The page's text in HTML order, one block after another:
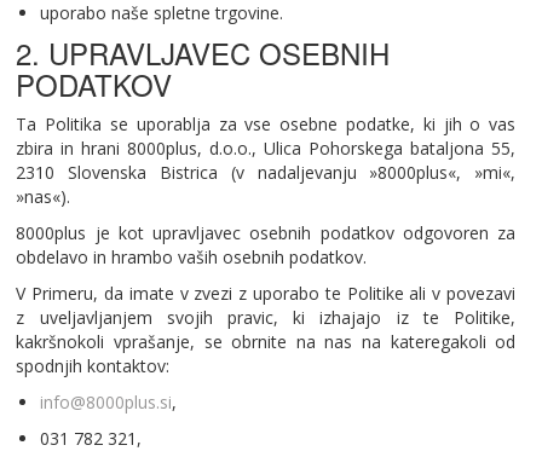
uporabo naše spletne trgovine.
2. UPRAVLJAVEC OSEBNIH
PODATKOV
Ta Politika se uporablja za vse osebne podatke, ki jih o vas
zbira in hrani 8000plus, d.o.o., Ulica Pohorskega bataljona 55,
2310 Slovenska Bistrica (v nadaljevanju »8000plus«, »mi«,
»nas«).
8000plus je kot upravljavec osebnih podatkov odgovoren za
obdelavo in hrambo vaših osebnih podatkov.
V Primeru, da imate v zvezi z uporabo te Politike ali v povezavi
z uveljavljanjem svojih pravic, ki izhajajo iz te Politike,
kakršnokoli vprašanje, se obrnite na nas na kateregakoli od
spodnjih kontaktov:
info@8000plus.si,
031 782 321,